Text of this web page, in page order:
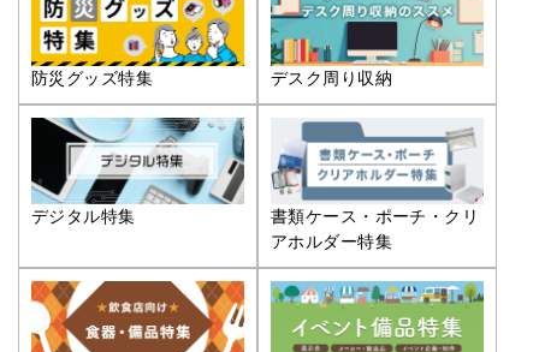
防災グッズ特集 デスク周り収納
デジタル特集
書類ケース・ポーチ・クリ
アホルダー特集